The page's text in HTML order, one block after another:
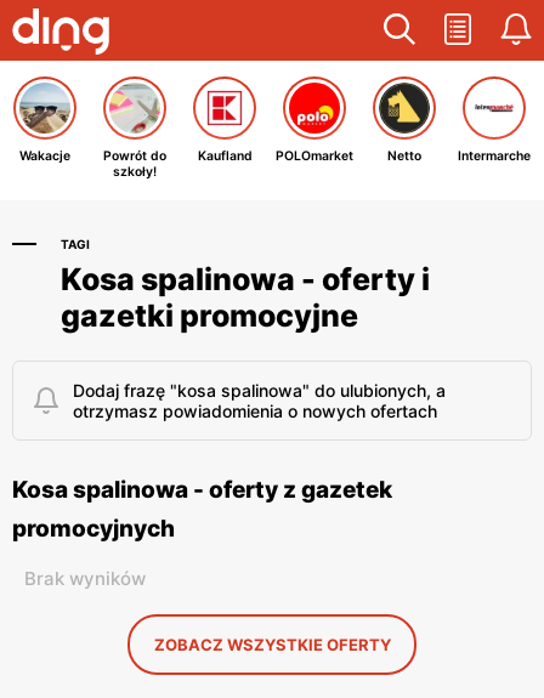
Wakacje
Powrót do
szkoły!
Kaufland POLOmarket Netto Intermarche
TAGI
Kosa spalinowa - oferty i
gazetki promocyjne
Dodaj frazę "kosa spalinowa" do ulubionych, a
otrzymasz powiadomienia o nowych ofertach
Kosa spalinowa - oferty z gazetek
promocyjnych
Brak wyników
ZOBACZ WSZYSTKIE OFERTY